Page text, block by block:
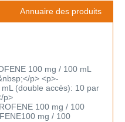
Annuaire des produits
100 mg / 100 mL
p> <p>-
(double accès): 10 par
p>
100 mg / 100
mg / 100